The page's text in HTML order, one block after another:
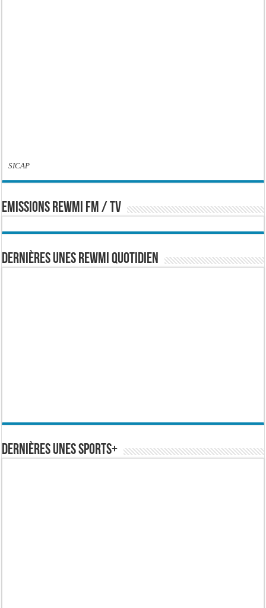
SICAP
EMISSIONS REWMI FM / TV
Dernières Unes Rewmi Quotidien
Dernières Unes Sports+